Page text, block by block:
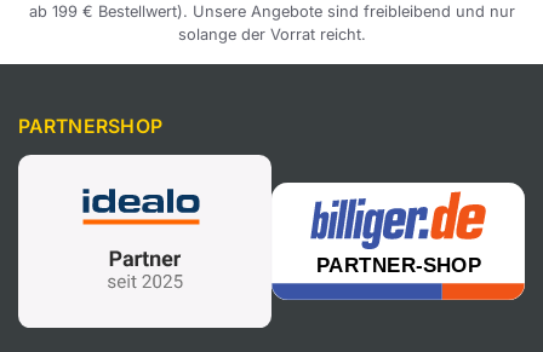
ab 199 € Bestellwert). Unsere Angebote sind freibleibend und nur
solange der Vorrat reicht.
PARTNERSHOP